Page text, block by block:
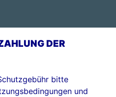
DER
bitte
und